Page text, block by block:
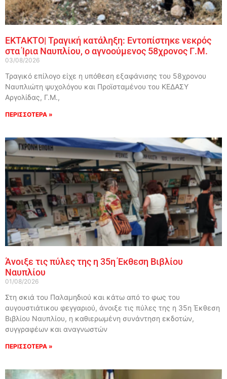
ΕΚΤΑΚΤΟ| Τραγική κατάληξη: Εντοπίστηκε νεκρός
στα Ίρια Ναυπλίου, ο αγνοούμενος 58χρονος Γ.Μ.
03/08/2026
Τραγικό επίλογο είχε η υπόθεση εξαφάνισης του 58χρονου
Ναυπλιώτη ψυχολόγου και Προϊσταμένου του ΚΕΔΑΣΥ
Αργολίδας, Γ.Μ.,
ΠΕΡΙΣΣΟΤΕΡΑ »
Άνοιξε τις πύλες της η 35η Έκθεση Βιβλίου
Ναυπλίου
01/08/2026
Στη σκιά του Παλαμηδιού και κάτω από το φως του
αυγουστιάτικου φεγγαριού, άνοιξε τις πύλες της η 35η Έκθεση
Βιβλίου Ναυπλίου, η καθιερωμένη συνάντηση εκδοτών,
συγγραφέων και αναγνωστών
ΠΕΡΙΣΣΟΤΕΡΑ »